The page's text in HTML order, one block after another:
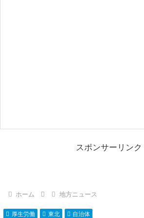
スポンサーリンク
ホーム 地方ニュース
厚生労働 東北 自治体